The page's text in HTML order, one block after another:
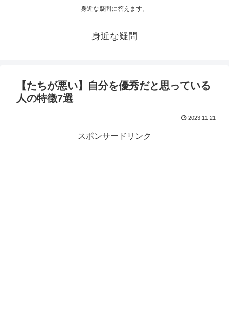
身近な疑問に答えます。
身近な疑問
【たちが悪い】自分を優秀だと思っている
人の特徴7選
2023.11.21
スポンサードリンク